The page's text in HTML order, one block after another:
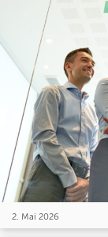
2. Mai 2026